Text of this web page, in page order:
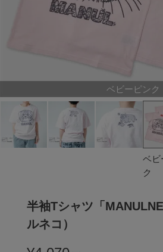
ベビーピンク
ベビ
ク
半袖Tシャツ「
ルネコ）